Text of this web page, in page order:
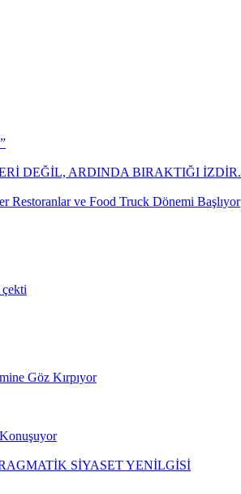
DEĞİL, ARDINDA BIRAKTIĞI İZDİR.
Restoranlar ve Food Truck Dönemi Başlıyor
Göz Kırpıyor
SİYASET YENİLGİSİ